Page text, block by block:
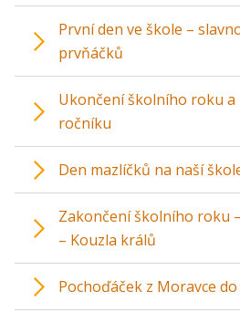
První den ve škole –
prvňáčků
Ukončení školního roku a
ročníku
Den mazlíčků na naší
Zakončení školního roku
– Kouzla králů
Pochoďáček z Moravce